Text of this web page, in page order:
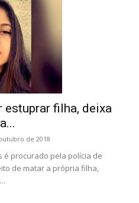
estuprar filha, deixa
de 2018
é procurado pela polícia de
de matar a própria filha,